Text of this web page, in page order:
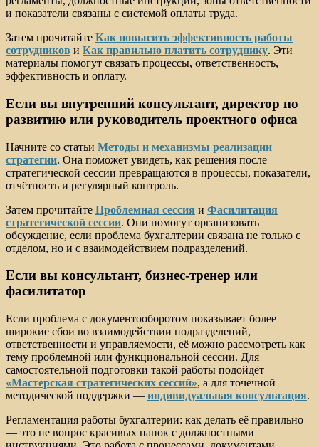
и показатели связаны с системой оплаты труда.
Затем прочитайте Как повысить эффективность работы
сотрудников и Как правильно платить сотруднику. Эти
материалы помогут связать процессы, ответственность,
эффективность и оплату.
Если вы внутренний консультант, директор по
развитию или руководитель проектного офиса
Начните со статьи Методы и механизмы реализации
стратегии. Она поможет увидеть, как решения после
стратегической сессии превращаются в процессы, показатели,
отчётность и регулярный контроль.
Затем прочитайте Проблемная сессия и Фасилитация
стратегической сессии. Они помогут организовать
обсуждение, если проблема бухгалтерии связана не только с
отделом, но и с взаимодействием подразделений.
Если вы консультант, бизнес-тренер или
фасилитатор
Если проблема с документооборотом показывает более
широкие сбои во взаимодействии подразделений,
ответственности и управляемости, её можно рассмотреть как
тему проблемной или функциональной сессии. Для
самостоятельной подготовки такой работы подойдёт
«Мастерская стратегических сессий», а для точечной
методической поддержки — индивидуальная консультация.
Регламентация работы бухгалтерии: как делать её правильно
— это не вопрос красивых папок с должностными